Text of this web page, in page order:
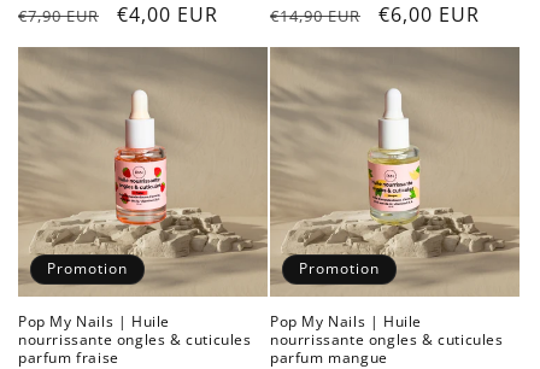
Prix
habituel
€7,90 EUR
Prix
promotionnel
€4,00 EUR
Prix
habituel
€14,90 EUR
Prix
promotionnel
€6,00 EUR
Promotion
Pop My Nails | Huile
nourrissante ongles & cuticules
parfum fraise
Promotion
Pop My Nails | Huile
nourrissante ongles & cuticules
parfum mangue